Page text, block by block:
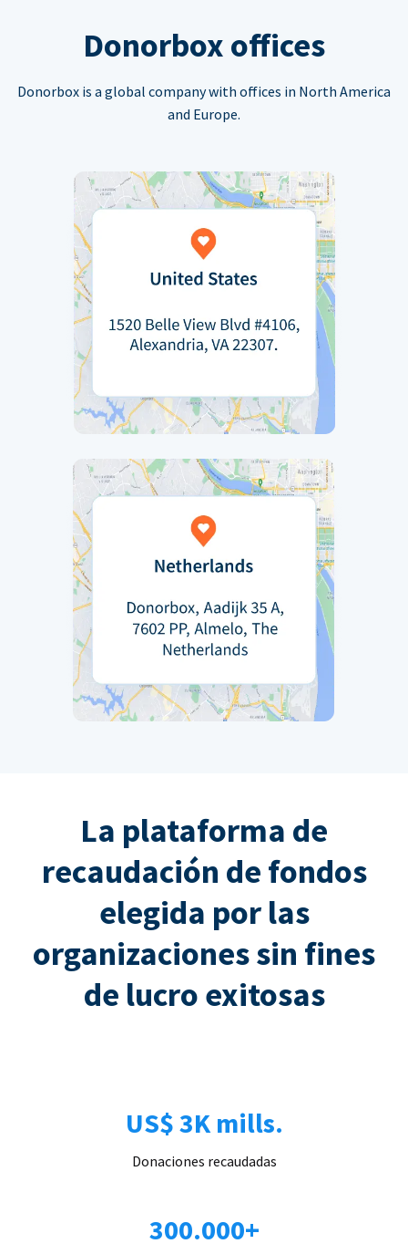
Donorbox offices
Donorbox is a global company with offices in North America
and Europe.
La plataforma de
recaudación de fondos
elegida por las
organizaciones sin fines
de lucro exitosas
US$ 3K mills.
Donaciones recaudadas
300.000+